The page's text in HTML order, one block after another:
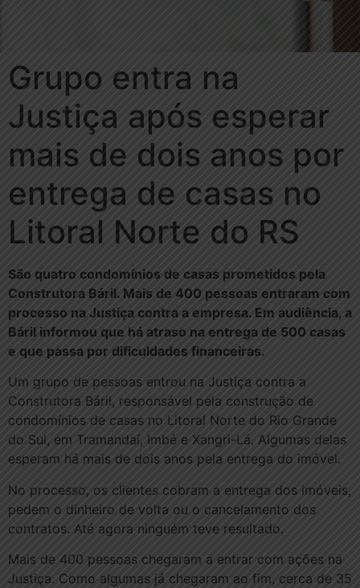
Grupo entra na
Justiça após esperar
mais de dois anos por
entrega de casas no
Litoral Norte do RS
São quatro condomínios de casas prometidos pela
Construtora Báril. Mais de 400 pessoas entraram com
processo na Justiça contra a empresa. Em audiência, a
Báril informou que há atraso na entrega de 500 casas
e que passa por dificuldades financeiras.
Um grupo de pessoas entrou na Justiça contra a
Construtora Báril, responsável pela construção de
condomínios de casas no Litoral Norte do Rio Grande
do Sul, em Tramandaí, Imbé e Xangri-Lá. Algumas delas
esperam há mais de dois anos pela entrega do imóvel.
No processo, os clientes cobram a entrega dos imóveis,
pedem o dinheiro de volta ou o cancelamento dos
contratos. Até agora ninguém teve resultado.
Mais de 400 pessoas chegaram a entrar com ações na
Justiça. Como algumas já chegaram ao fim, cerca de 35